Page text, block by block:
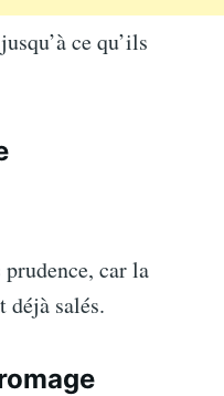
ce qu’ils
car la
déjà salés.